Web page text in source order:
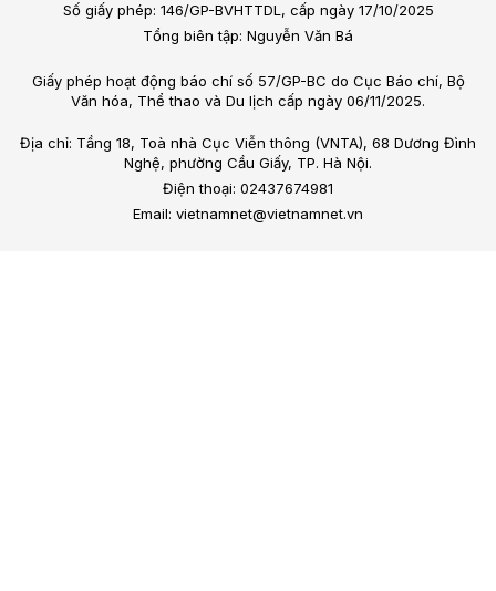
Số giấy phép: 146/GP-BVHTTDL, cấp ngày 17/10/2025
Tổng biên tập: Nguyễn Văn Bá
Giấy phép hoạt động báo chí số 57/GP-BC do Cục Báo chí, Bộ
Văn hóa, Thể thao và Du lịch cấp ngày 06/11/2025.
Địa chỉ: Tầng 18, Toà nhà Cục Viễn thông (VNTA), 68 Dương Đình
Nghệ, phường Cầu Giấy, TP. Hà Nội.
Điện thoại: 02437674981
Email: vietnamnet@vietnamnet.vn